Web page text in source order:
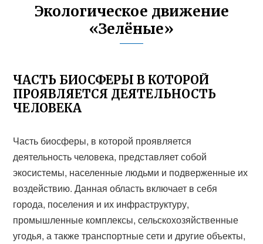
Экологическое движение
«Зелёные»
ЧАСТЬ БИОСФЕРЫ В КОТОРОЙ
ПРОЯВЛЯЕТСЯ ДЕЯТЕЛЬНОСТЬ
ЧЕЛОВЕКА
Часть биосферы, в которой проявляется
деятельность человека, представляет собой
экосистемы, населенные людьми и подверженные их
воздействию. Данная область включает в себя
города, поселения и их инфраструктуру,
промышленные комплексы, сельскохозяйственные
угодья, а также транспортные сети и другие объекты,